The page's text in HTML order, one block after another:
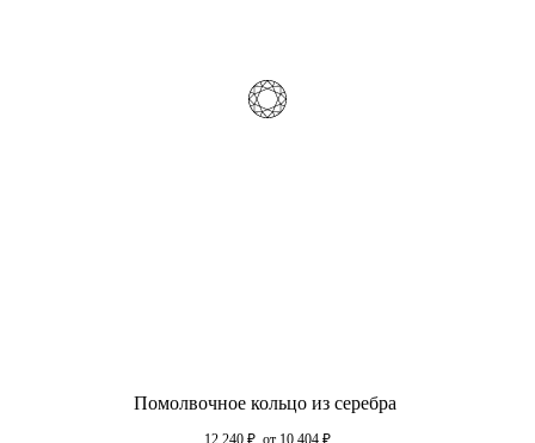
Помолвочное кольцо из серебра
12 240 ₽ от 10 404 ₽